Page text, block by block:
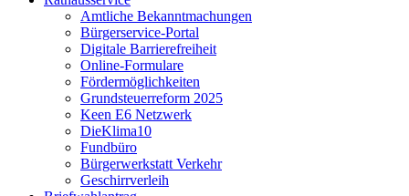
Amtliche Bekanntmachungen
Bürgerservice-Portal
Digitale Barrierefreiheit
Online-Formulare
Fördermöglichkeiten
Grundsteuerreform 2025
Keen E6 Netzwerk
DieKlima10
Fundbüro
Bürgerwerkstatt Verkehr
Geschirrverleih